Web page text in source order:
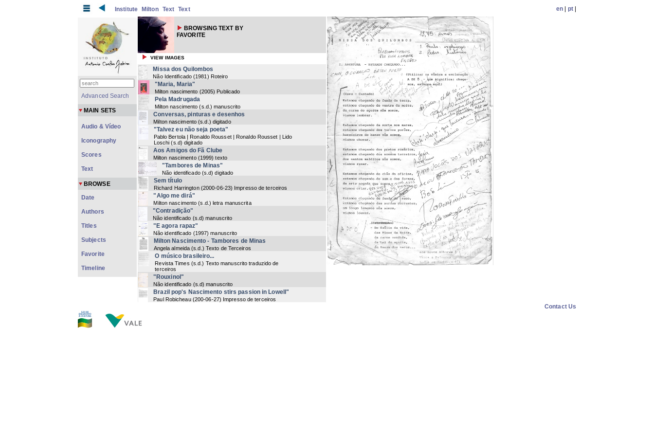
Institute Milton Text Text en pt|
BROWSING TEXT BY
FAVORITE
VIEW IMAGES
Missa dos Quilombos
Não Identificado (1981 ) Roteiro
"Maria, Maria"
Milton nascimento (2005) Publicado
Pela Madrugada
Milton nascimento (s.d. ) manuscrito
Conversas, pinturas e desenhos
Milton nascimento (s.d. ) digitado
"Talvez eu não seja poeta"
Pablo Bertola | Ronaldo Rousset | Ronaldo Rousset | Lido
Loschi (s.d) digitado
Aos Amigos do Fã Clube
Milton nascimento (1999) texto
"Tambores de Minas"
Não identificado (s.d) digitado
Sem título
Richard Harrington (2000-06-23) Impresso de terceiros
"Algo me dirá"
Milton nascimento (s.d. ) letra manuscrita
"Contradição"
Não identificado (s.d) manuscrito
"E agora rapaz"
Não identificado (1997) manuscrito
Milton Nascimento - Tambores de Minas
Angela almeida (s.d. ) Texto de Terceiros
O músico brasileiro...
Revista Times (s.d.) Texto manuscrito traduzido de
terceiros
"Rouxinol"
Não identificado (s.d) manuscrito
Brazil pop's Nascimento stirs passion in Lowell"
Paul Robicheau (200-06-27) Impresso de terceiros
Advanced Search
MAIN SETS
Audio & Vídeo
Iconography
Scores
Text
BROWSE
Date
Authors
Titles
Subjects
Favorite
Timeline
Contact Us